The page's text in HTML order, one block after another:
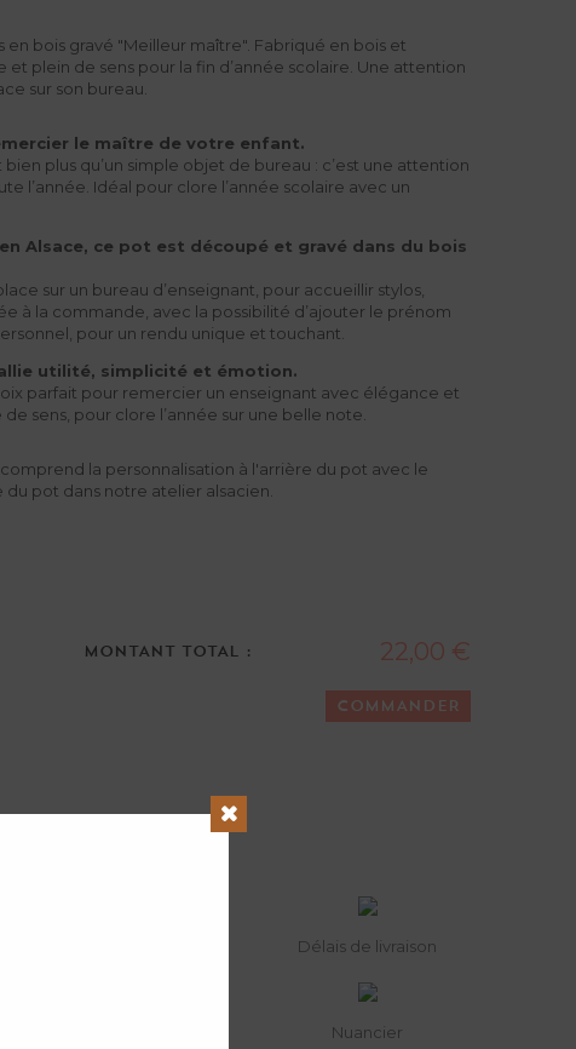
bois gravé "Meilleur maître". Fabriqué en bois et
et plein de sens pour la fin d’année scolaire. Une attention
sur son bureau.
le maître de votre enfant.
plus qu’un simple objet de bureau : c’est une attention
l’année. Idéal pour clore l’année scolaire avec un
Alsace, ce pot est découpé et gravé dans du bois
sur un bureau d’enseignant, pour accueillir stylos,
à la commande, avec la possibilité d’ajouter le prénom
pour un rendu unique et touchant.
utilité, simplicité et émotion.
parfait pour remercier un enseignant avec élégance et
sens, pour clore l’année sur une belle note.
comprend la personnalisation à l'arrière du pot avec le
pot dans notre atelier alsacien.
MONTANT TOTAL : 22,00 €
COMMANDER
Délais de livraison
Nuancier